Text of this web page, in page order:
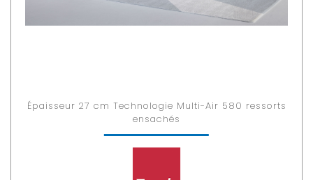
Épaisseur 27 cm Technologie Multi-Air 580 ressorts
ensachés